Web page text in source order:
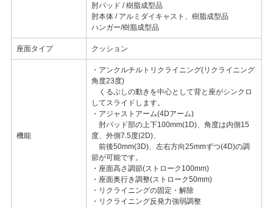
肘パッド / 樹脂成型品
肘本体 / アルミダイキャスト、樹脂成型品
ハンガー/樹脂成型品
座面タイプ クッション
機能
・アンクルチルトリクライニング(リクライニング
角度23度)
くるぶしの動きを中心として背と座がシンクロ
してスライドします。
・アジャストアーム(4Dアーム)
肘パッド部の上下100mm(1D)、角度は内側15
度、外側7.5度(2D)、
前後50mm(3D)、左右方向25mmずつ(4D)の調
節が可能です。
・座面高さ調節(ストローク100mm)
・座面奥行き調整(ストローク50mm)
・リクライニングの固定・解除
・リクライニング反発力強弱調整